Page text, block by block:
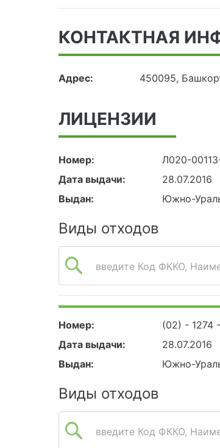
КОНТАКТНАЯ
Адрес: 450095,
ЛИЦЕНЗИИ
Номер:
Л020-
Дата выдачи:
28.07.2016
Выдан:
Южно-
Виды отходов
введите Код ФККО,
Номер:
(02) - 1274
Дата выдачи:
28.07.2016
Выдан:
Южно-
Виды отходов
введите Код ФККО,